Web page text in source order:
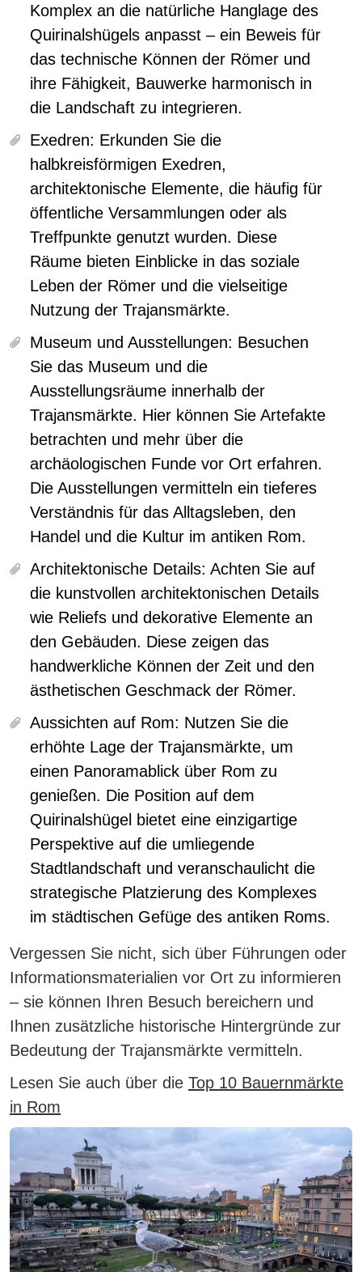
Komplex an die natürliche Hanglage des
Quirinalshügels anpasst – ein Beweis für
das technische Können der Römer und
ihre Fähigkeit, Bauwerke harmonisch in
die Landschaft zu integrieren.
Exedren: Erkunden Sie die
halbkreisförmigen Exedren,
architektonische Elemente, die häufig für
öffentliche Versammlungen oder als
Treffpunkte genutzt wurden. Diese
Räume bieten Einblicke in das soziale
Leben der Römer und die vielseitige
Nutzung der Trajansmärkte.
Museum und Ausstellungen: Besuchen
Sie das Museum und die
Ausstellungsräume innerhalb der
Trajansmärkte. Hier können Sie Artefakte
betrachten und mehr über die
archäologischen Funde vor Ort erfahren.
Die Ausstellungen vermitteln ein tieferes
Verständnis für das Alltagsleben, den
Handel und die Kultur im antiken Rom.
Architektonische Details: Achten Sie auf
die kunstvollen architektonischen Details
wie Reliefs und dekorative Elemente an
den Gebäuden. Diese zeigen das
handwerkliche Können der Zeit und den
ästhetischen Geschmack der Römer.
Aussichten auf Rom: Nutzen Sie die
erhöhte Lage der Trajansmärkte, um
einen Panoramablick über Rom zu
genießen. Die Position auf dem
Quirinalshügel bietet eine einzigartige
Perspektive auf die umliegende
Stadtlandschaft und veranschaulicht die
strategische Platzierung des Komplexes
im städtischen Gefüge des antiken Roms.
Vergessen Sie nicht, sich über Führungen oder
Informationsmaterialien vor Ort zu informieren
– sie können Ihren Besuch bereichern und
Ihnen zusätzliche historische Hintergründe zur
Bedeutung der Trajansmärkte vermitteln.
Lesen Sie auch über die Top 10 Bauernmärkte
in Rom